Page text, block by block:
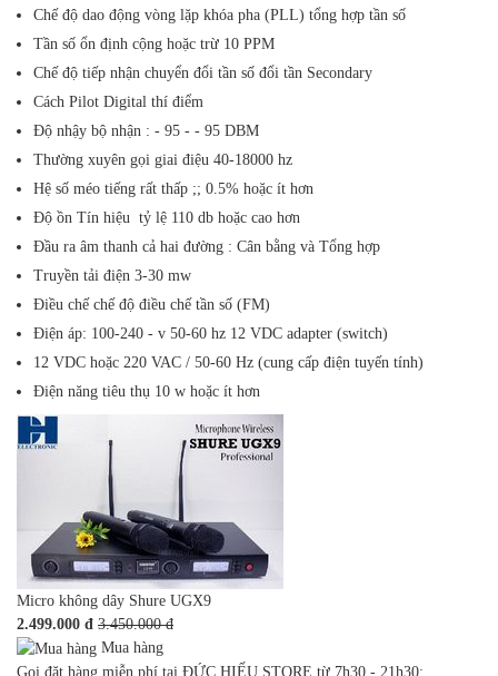
Chế độ dao động vòng lặp khóa pha (PLL) tổng hợp tần số
Tần số ổn định cộng hoặc trừ 10 PPM
Chế độ tiếp nhận chuyển đổi tần số đổi tần Secondary
Cách Pilot Digital thí điểm
Độ nhậy bộ nhận : - 95 - - 95 DBM
Thường xuyên gọi giai điệu 40-18000 hz
Hệ số méo tiếng rất thấp ;; 0.5% hoặc ít hơn
Độ ồn Tín hiệu tỷ lệ 110 db hoặc cao hơn
Đầu ra âm thanh cả hai đường : Cân bằng và Tổng hợp
Truyền tải điện 3-30 mw
Điều chế chế độ điều chế tần số (FM)
Điện áp: 100-240 - v 50-60 hz 12 VDC adapter (switch)
12 VDC hoặc 220 VAC / 50-60 Hz (cung cấp điện tuyến tính)
Điện năng tiêu thụ 10 w hoặc ít hơn
Micro không dây Shure UGX9
2.499.000 đ 3.450.000 đ
Mua hàng
Gọi đặt hàng miễn phí tại ĐỨC HIẾU STORE từ 7h30 - 21h30: